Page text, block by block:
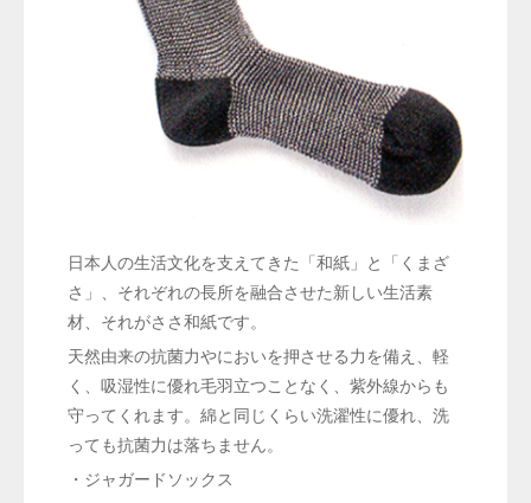
日本人の生活文化を支えてきた「和紙」と「くまざ
さ」、それぞれの長所を融合させた新しい生活素
材、それがささ和紙です。
天然由来の抗菌力やにおいを押させる力を備え、軽
く、吸湿性に優れ毛羽立つことなく、紫外線からも
守ってくれます。綿と同じくらい洗濯性に優れ、洗
っても抗菌力は落ちません。
・ジャガードソックス